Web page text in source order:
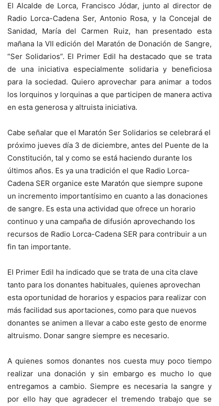
El Alcalde de Lorca, Francisco Jódar, junto al director de
Radio Lorca-Cadena Ser, Antonio Rosa, y la Concejal de
Sanidad, María del Carmen Ruiz, han presentado esta
mañana la VII edición del Maratón de Donación de Sangre,
“Ser Solidarios”. El Primer Edil ha destacado que se trata
de una iniciativa especialmente solidaria y beneficiosa
para la sociedad. Quiero aprovechar para animar a todos
los lorquinos y lorquinas a que participen de manera activa
en esta generosa y altruista iniciativa.
Cabe señalar que el Maratón Ser Solidarios se celebrará el
próximo jueves día 3 de diciembre, antes del Puente de la
Constitución, tal y como se está haciendo durante los
últimos años. Es ya una tradición el que Radio Lorca-
Cadena SER organice este Maratón que siempre supone
un incremento importantísimo en cuanto a las donaciones
de sangre. Es esta una actividad que ofrece un horario
continuo y una campaña de difusión aprovechando los
recursos de Radio Lorca-Cadena SER para contribuir a un
fin tan importante.
El Primer Edil ha indicado que se trata de una cita clave
tanto para los donantes habituales, quienes aprovechan
esta oportunidad de horarios y espacios para realizar con
más facilidad sus aportaciones, como para que nuevos
donantes se animen a llevar a cabo este gesto de enorme
altruismo. Donar sangre siempre es necesario.
A quienes somos donantes nos cuesta muy poco tiempo
realizar una donación y sin embargo es mucho lo que
entregamos a cambio. Siempre es necesaria la sangre y
por ello hay que agradecer el tremendo trabajo que se